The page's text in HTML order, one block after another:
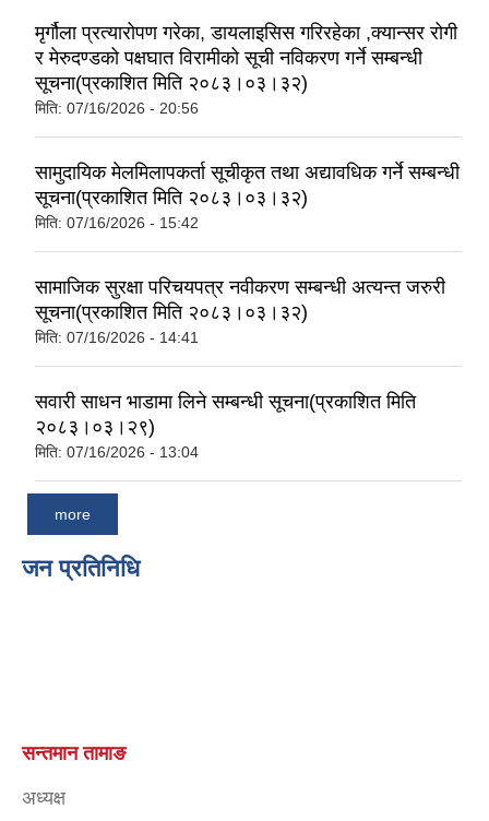
मृर्गौला प्रत्यारोपण गरेका, डायलाइसिस गरिरहेका ,क्यान्सर रोगी
र मेरुदण्डको पक्षघात विरामीको सूची नविकरण गर्ने सम्बन्धी
सूचना(प्रकाशित मिति २०८३।०३।३२)
मिति: 07/16/2026 - 20:56
सामुदायिक मेलमिलापकर्ता सूचीकृत तथा अद्यावधिक गर्ने सम्बन्धी
सूचना(प्रकाशित मिति २०८३।०३।३२)
मिति: 07/16/2026 - 15:42
सामाजिक सुरक्षा परिचयपत्र नवीकरण सम्बन्धी अत्यन्त जरुरी
सूचना(प्रकाशित मिति २०८३।०३।३२)
मिति: 07/16/2026 - 14:41
सवारी साधन भाडामा लिने सम्बन्धी सूचना(प्रकाशित मिति
२०८३।०३।२९)
मिति: 07/16/2026 - 13:04
more
जन प्रतिनिधि
सन्तमान तामाङ
अध्यक्ष